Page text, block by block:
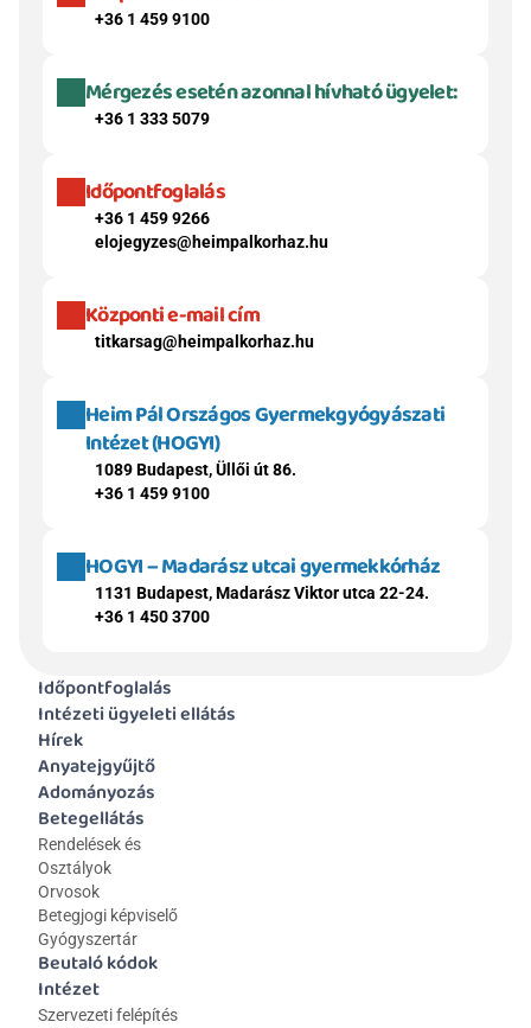
+36 1 459 9100
Mérgezés esetén azonnal hívható ügyelet:
+36 1 333 5079
Időpontfoglalás
+36 1 459 9266
elojegyzes@heimpalkorhaz.hu
Központi e-mail cím
titkarsag@heimpalkorhaz.hu
Heim Pál Országos Gyermekgyógyászati
Intézet (HOGYI)
1089 Budapest, Üllői út 86.
+36 1 459 9100
HOGYI – Madarász utcai gyermekkórház
1131 Budapest, Madarász Viktor utca 22-24.
+36 1 450 3700
Időpontfoglalás
Intézeti ügyeleti ellátás
Hírek
Anyatejgyűjtő
Adományozás
Betegellátás
Rendelések és
Osztályok
Orvosok
Betegjogi képviselő
Gyógyszertár
Beutaló kódok
Intézet
Szervezeti felépítés